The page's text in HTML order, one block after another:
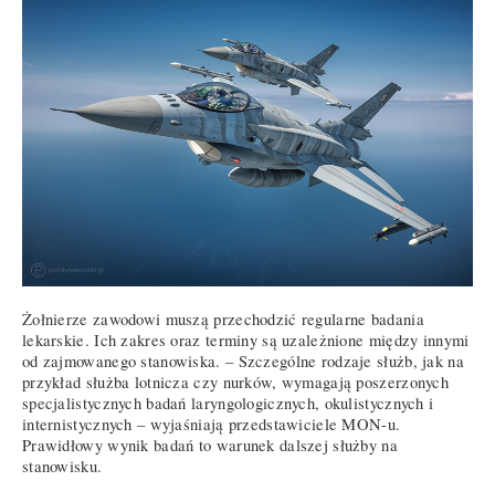
Żołnierze zawodowi muszą przechodzić regularne badania
lekarskie. Ich zakres oraz terminy są uzależnione między innymi
od zajmowanego stanowiska. – Szczególne rodzaje służb, jak na
przykład służba lotnicza czy nurków, wymagają poszerzonych
specjalistycznych badań laryngologicznych, okulistycznych i
internistycznych – wyjaśniają przedstawiciele MON-u.
Prawidłowy wynik badań to warunek dalszej służby na
stanowisku.